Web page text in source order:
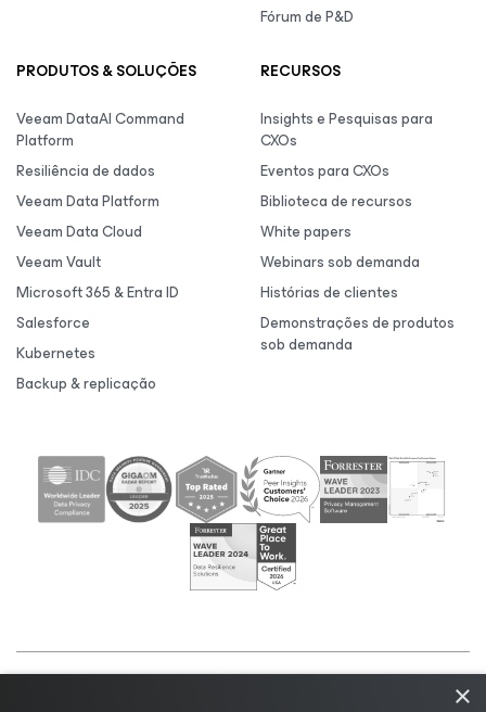
Fórum de P&D
PRODUTOS & SOLUÇÕES
Veeam DataAI Command
Platform
Resiliência de dados
Veeam Data Platform
Veeam Data Cloud
Veeam Vault
Microsoft 365 & Entra ID
Salesforce
Kubernetes
Backup & replicação
RECURSOS
Insights e Pesquisas para
CXOs
Eventos para CXOs
Biblioteca de recursos
White papers
Webinars sob demanda
Histórias de clientes
Demonstrações de produtos
sob demanda
|×